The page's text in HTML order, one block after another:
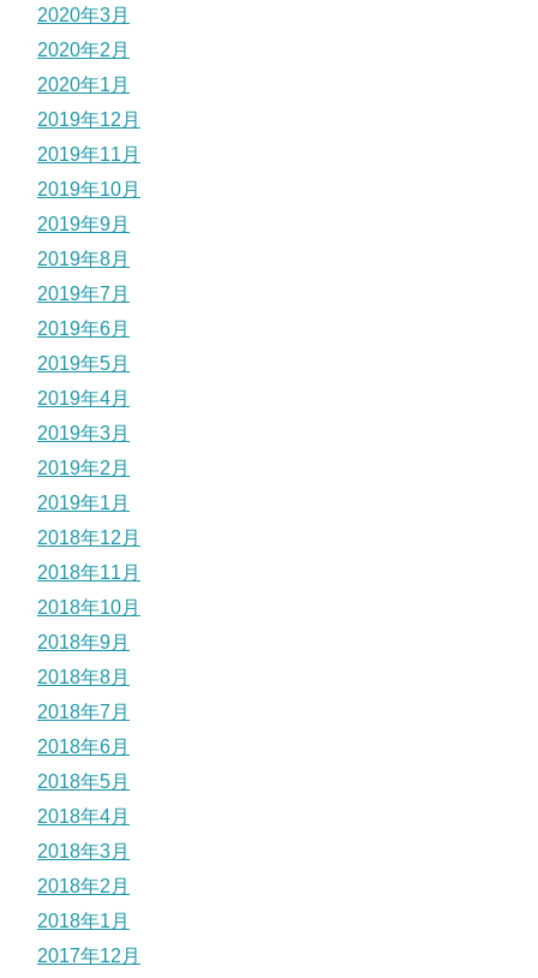
2020年3月
2020年2月
2020年1月
2019年12月
2019年11月
2019年10月
2019年9月
2019年8月
2019年7月
2019年6月
2019年5月
2019年4月
2019年3月
2019年2月
2019年1月
2018年12月
2018年11月
2018年10月
2018年9月
2018年8月
2018年7月
2018年6月
2018年5月
2018年4月
2018年3月
2018年2月
2018年1月
2017年12月